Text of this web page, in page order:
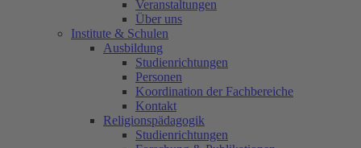
Veranstaltungen
Über uns
Institute & Schulen
Ausbildung
Studienrichtungen
Personen
Koordination der Fachbereiche
Kontakt
Religionspädagogik
Studienrichtungen